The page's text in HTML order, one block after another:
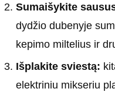
Sumaišykite
dydžio dubenyje
kepimo miltelius ir
Išplakite sviestą:
elektriniu mikseriu